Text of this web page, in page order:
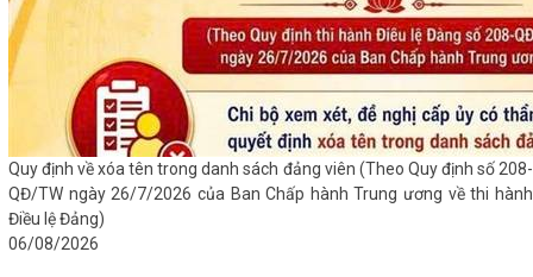
Quy định về xóa tên trong danh sách đảng viên (Theo Quy định số 208-
QĐ/TW ngày 26/7/2026 của Ban Chấp hành Trung ương về thi hành
Điều lệ Đảng)
06/08/2026